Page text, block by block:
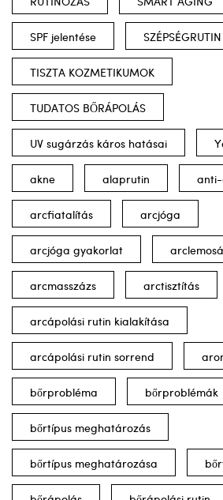
SPF jelentése SZÉPSÉGRUTIN
TISZTA KOZMETIKUMOK
TUDATOS BŐRÁPOLÁS
UV sugárzás káros hatásai
akne alaprutin
arcfiatalítás arcjóga
arcjóga gyakorlat
arcmasszázs arctisztítás
arcápolási rutin kialakítása
arcápolási rutin sorrend
bőrprobléma bőrproblémák
bőrtípus meghatározás
bőrtípus meghatározása